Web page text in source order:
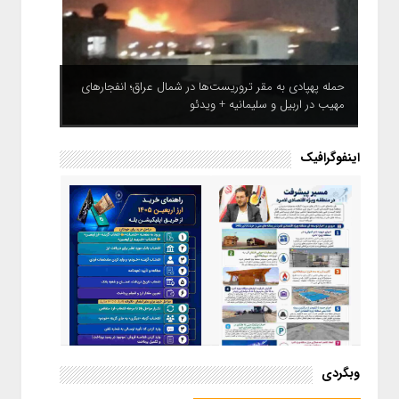
حمله پهپادی به مقر تروریست‌ها در شمال عراق؛ انفجارهای
مهیب در اربیل و سلیمانیه + ویدئو
اینفوگرافیک
اینفوگرافیک / راهنمای خرید ارز
اربعین از طریق اپلیکیشن بله
وبگردی